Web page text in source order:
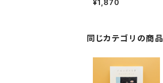
¥1,870
同じカテゴリの商品